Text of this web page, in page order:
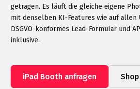
getragen. Es läuft die gleiche eigene
mit denselben KI-Features wie auf allen
DSGVO-konformes Lead-Formular und
inklusive.
iPad Booth anfragen